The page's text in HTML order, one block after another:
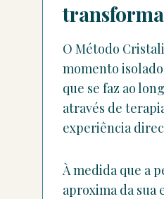
O Método
momento
que se faz ao
através de
experiência
À medida que a
aproxima da sua